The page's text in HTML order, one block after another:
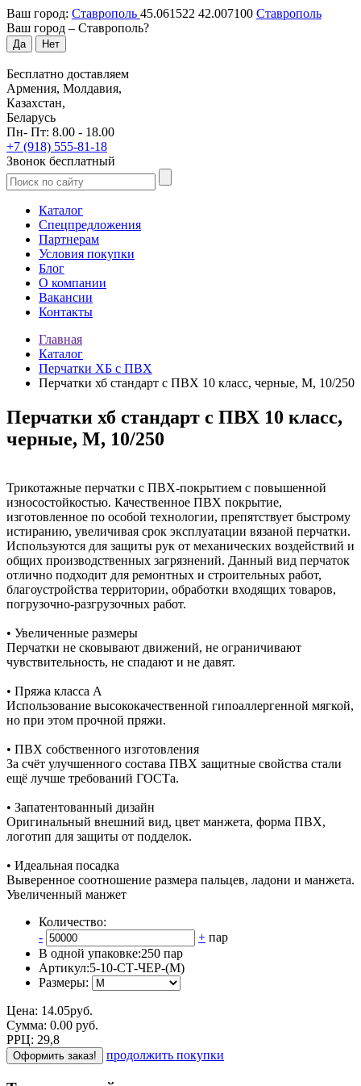
Ваш город: Ставрополь 45.061522 42.007100 Ставрополь
Ваш город – Ставрополь?
Да Нет
Бесплатно доставляем
Армения, Молдавия,
Казахстан,
Беларусь
Пн- Пт: 8.00 - 18.00
+7 (918) 555-81-18
Звонок бесплатный
Каталог
Спецпредложения
Партнерам
Условия покупки
Блог
О компании
Вакансии
Контакты
Главная
Каталог
Перчатки ХБ с ПВХ
Перчатки хб стандарт с ПВХ 10 класс, черные, М, 10/250
Перчатки хб стандарт с ПВХ 10 класс,
черные, М, 10/250
Трикотажные перчатки с ПВХ-покрытием с повышенной
износостойкостью. Качественное ПВХ покрытие,
изготовленное по особой технологии, препятствует быстрому
истиранию, увеличивая срок эксплуатации вязаной перчатки.
Используются для защиты рук от механических воздействий и
общих производственных загрязнений. Данный вид перчаток
отлично подходит для ремонтных и строительных работ,
благоустройства территории, обработки входящих товаров,
погрузочно-разгрузочных работ.
• Увеличенные размеры
Перчатки не сковывают движений, не ограничивают
чувствительность, не спадают и не давят.
• Пряжа класса А
Использование высококачественной гипоаллергенной мягкой,
но при этом прочной пряжи.
• ПВХ собственного изготовления
За счёт улучшенного состава ПВХ защитные свойства стали
ещё лучше требований ГОСТа.
• Запатентованный дизайн
Оригинальный внешний вид, цвет манжета, форма ПВХ,
логотип для защиты от подделок.
• Идеальная посадка
Выверенное соотношение размера пальцев, ладони и манжета.
Увеличенный манжет
Количество:
-
+ пар
В одной упаковке:250 пар
Артикул:5-10-СТ-ЧЕР-(М)
Размеры:
Цена: 14.05руб.
Сумма: 0.00 руб.
РРЦ: 29,8
Оформить заказ! продолжить покупки